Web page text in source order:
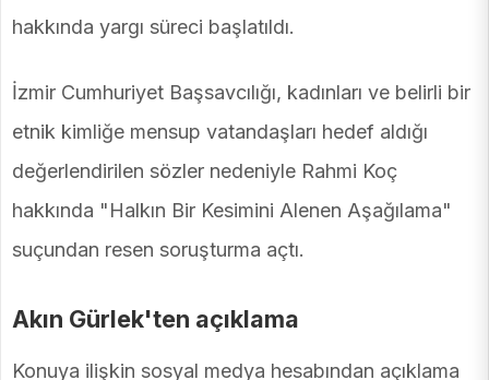
hakkında yargı süreci başlatıldı.
İzmir Cumhuriyet Başsavcılığı, kadınları ve belirli bir
etnik kimliğe mensup vatandaşları hedef aldığı
değerlendirilen sözler nedeniyle Rahmi Koç
hakkında "Halkın Bir Kesimini Alenen Aşağılama"
suçundan resen soruşturma açtı.
Akın Gürlek'ten açıklama
Konuya ilişkin sosyal medya hesabından açıklama